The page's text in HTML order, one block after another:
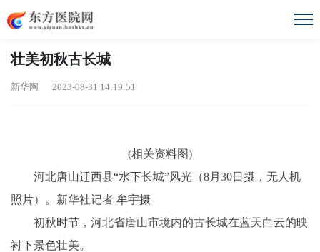
壮美初秋古长城
新华网 2023-08-31 14:19:51
(相关资料图)
河北唐山迁西县“水下长城”风光（8月30日摄，无人机
照片）。新华社记者 牟宇摄
初秋时节，河北省唐山市境内的古长城在蓝天白云的映
衬下景色壮美。